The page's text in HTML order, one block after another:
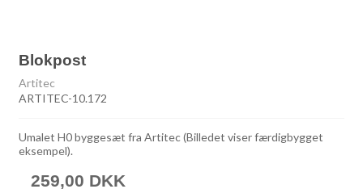
Blokpost
Artitec
ARTITEC-10.172
Umalet H0 byggesæt fra Artitec (Billedet viser færdigbygget
eksempel).
259,00 DKK